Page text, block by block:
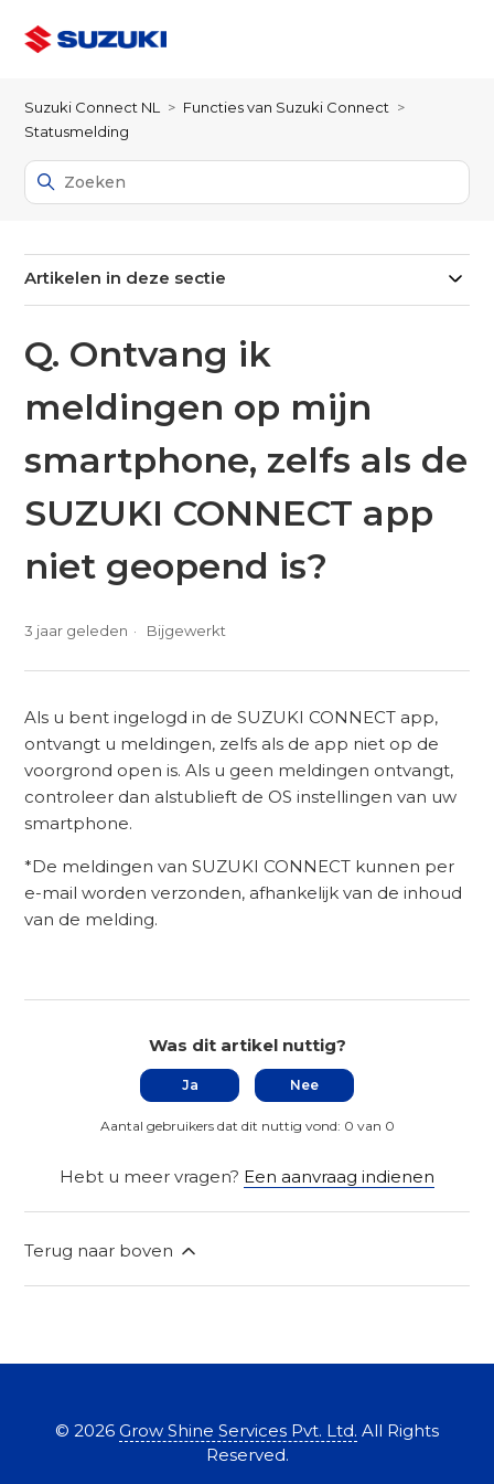
Suzuki Connect NL
Functies van Suzuki Connect
Statusmelding
Artikelen in deze sectie
Q. Ontvang ik
meldingen op mijn
smartphone, zelfs als de
SUZUKI CONNECT app
niet geopend is?
3 jaar geleden Bijgewerkt
Als u bent ingelogd in de SUZUKI CONNECT app,
ontvangt u meldingen, zelfs als de app niet op de
voorgrond open is. Als u geen meldingen ontvangt,
controleer dan alstublieft de OS instellingen van uw
smartphone.
*De meldingen van SUZUKI CONNECT kunnen per
e-mail worden verzonden, afhankelijk van de inhoud
van de melding.
Was dit artikel nuttig?
Ja Nee
Aantal gebruikers dat dit nuttig vond: 0 van 0
Hebt u meer vragen? Een aanvraag indienen
Terug naar boven
© 2026 Grow Shine Services Pvt. Ltd. All Rights
Reserved.